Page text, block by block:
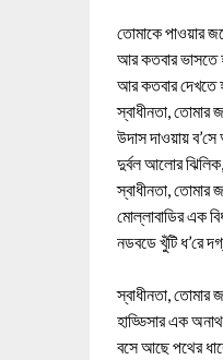
তোমাকে পাওয়ার
আর কতবার ভাসতে
আর কতবার দেখতে
স্বাধীনতা,
উদাস দাওয়ায়
দুর্বল আলোর
স্বাধীনতা, তোমার
মোল্লাবাডির এক
নডবডে খুঁটি ধ’রে
স্বাধীনতা, তোমার
হাড্ডিসার এক
বসে আছে পথের